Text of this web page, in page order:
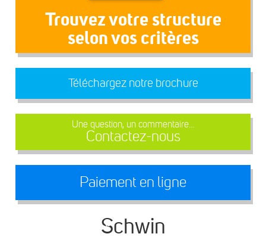
Trouvez votre structure
selon vos critères
Téléchargez notre brochure
Une question, un commentaire...
Contactez-nous
Paiement en ligne
Schwin